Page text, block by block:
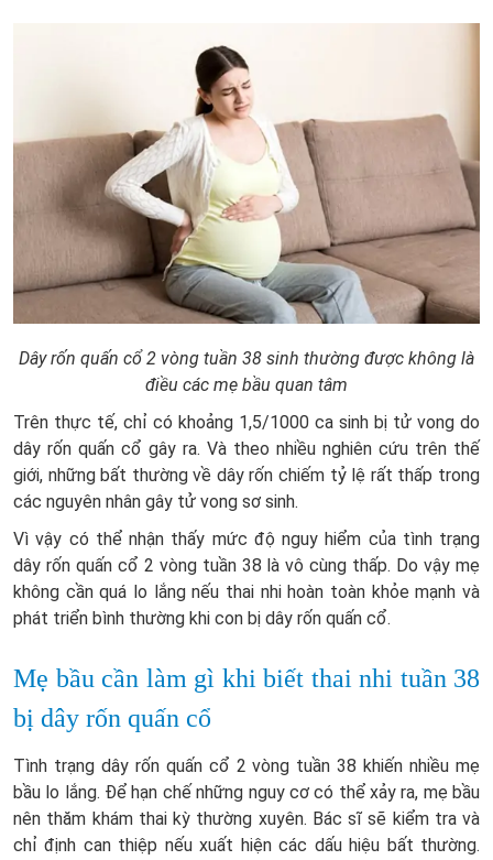
Dây rốn quấn cổ 2 vòng tuần 38 sinh thường được không là
điều các mẹ bầu quan tâm
Trên thực tế, chỉ có khoảng 1,5/1000 ca sinh bị tử vong do
dây rốn quấn cổ gây ra. Và theo nhiều nghiên cứu trên thế
giới, những bất thường về dây rốn chiếm tỷ lệ rất thấp trong
các nguyên nhân gây tử vong sơ sinh.
Vì vậy có thể nhận thấy mức độ nguy hiểm của tình trạng
dây rốn quấn cổ 2 vòng tuần 38 là vô cùng thấp. Do vậy mẹ
không cần quá lo lắng nếu thai nhi hoàn toàn khỏe mạnh và
phát triển bình thường khi con bị dây rốn quấn cổ.
Mẹ bầu cần làm gì khi biết thai nhi tuần 38
bị dây rốn quấn cổ
Tình trạng dây rốn quấn cổ 2 vòng tuần 38 khiến nhiều mẹ
bầu lo lắng. Để hạn chế những nguy cơ có thể xảy ra, mẹ bầu
nên thăm khám thai kỳ thường xuyên. Bác sĩ sẽ kiểm tra và
chỉ định can thiệp nếu xuất hiện các dấu hiệu bất thường.